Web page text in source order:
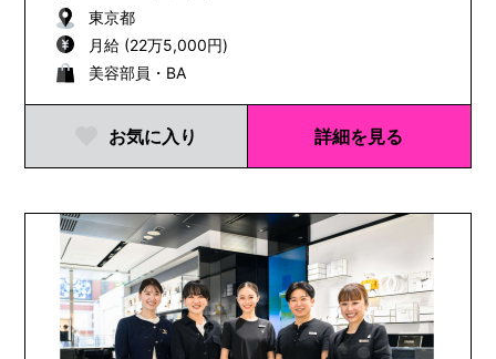
東京都
月給 (22万5,000円)
美容部員・BA
お気に入り 詳細を見る